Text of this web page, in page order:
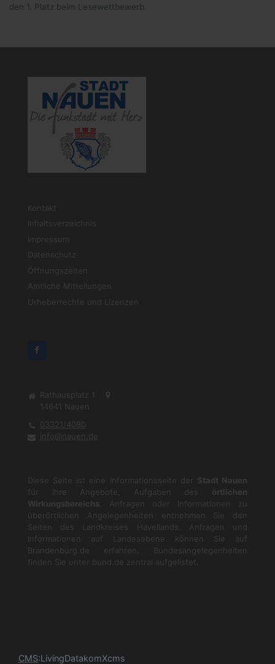
den 1. Platz beim Lesewettbewerb.
Kontakt
Inhaltsverzeichnis
Impressum
Datenschutz
Öffnungszeiten
Amtliche Mitteilungen
Urheberrechte und Lizenzen
Rathausplatz 1
14641
Nauen
03321/4080
info@nauen.de
Diese Seite ist eine Informationsseite der Stadt Nauen
für ihre Angebote, Aufgaben des örtlichen
Wirkungsbereichs . Anfragen oder Informationen zu
überörtlichen Angelegenheiten entnehmen Sie den
Seiten des Landkreises Havellands. Anfragen und
Informationen auf Landesebene können Sie auf
Brandenburg.de
erfahren. Bundesangelegenheiten
finden Sie unter
bund.de zentral aufgelistet.
CMS:LivingDatakomXcms